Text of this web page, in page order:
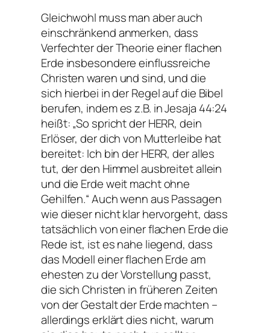
Gleichwohl muss man aber auch
einschränkend anmerken, dass
Verfechter der Theorie einer flachen
Erde insbesondere einflussreiche
Christen waren und sind, und die
sich hierbei in der Regel auf die Bibel
berufen, indem es z.B. in Jesaja 44:24
heißt: „So spricht der HERR, dein
Erlöser, der dich von Mutterleibe hat
bereitet: Ich bin der HERR, der alles
tut, der den Himmel ausbreitet allein
und die Erde weit macht ohne
Gehilfen.“ Auch wenn aus Passagen
wie dieser nicht klar hervorgeht, dass
tatsächlich von einer flachen Erde die
Rede ist, ist es nahe liegend, dass
das Modell einer flachen Erde am
ehesten zu der Vorstellung passt,
die sich Christen in früheren Zeiten
von der Gestalt der Erde machten –
allerdings erklärt dies nicht, warum